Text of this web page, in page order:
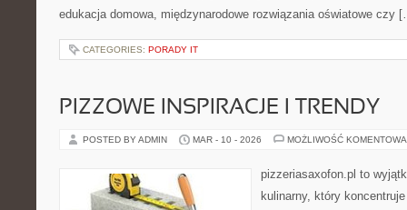
edukacja domowa, międzynarodowe rozwiązania oświatowe czy
CATEGORIES: PORADY IT
PIZZOWE INSPIRACJE I TRENDY
POSTED BY ADMIN MAR - 10 - 2026 MOŻLIWOŚĆ
pizzeriasaxofon.pl to
kulinarny, który